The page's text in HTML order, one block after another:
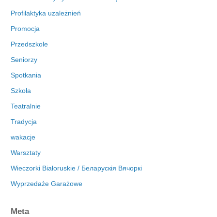
Profilaktyka uzależnień
Promocja
Przedszkole
Seniorzy
Spotkania
Szkoła
Teatralnie
Tradycja
wakacje
Warsztaty
Wieczorki Białoruskie / Беларускія Вячоркі
Wyprzedaże Garażowe
Meta